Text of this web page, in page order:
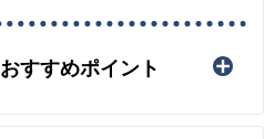
すすめポイント